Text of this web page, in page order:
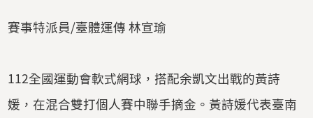
賽事特派員/臺體運傳 林宣瑜
112全國運動會軟式網球，搭配余凱文出戰的黃詩
媛，在混合雙打個人賽中聯手摘金。黃詩媛代表臺南